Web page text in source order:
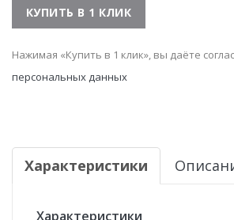
Нажимая «Купить в 1 клик», вы даёте
персональных данных
Характеристики
Характеристики